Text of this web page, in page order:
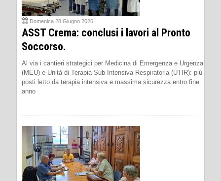
Domenica 28 Giugno 2026
ASST Crema: conclusi i lavori al Pronto
Soccorso.
Al via i cantieri strategici per Medicina di Emergenza e Urgenza
(MEU) e Unità di Terapia Sub Intensiva Respiratoria (UTIR): più
posti letto da terapia intensiva e massima sicurezza entro fine
anno